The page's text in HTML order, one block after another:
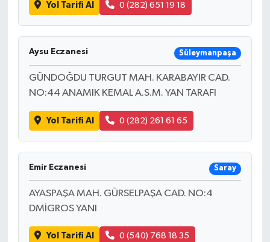
Yol Tarifi Al 0 (282) 651 19 18
Aysu Eczanesi Süleymanpaşa
GÜNDOĞDU TURGUT MAH. KARABAYIR CAD.
NO:44 ANAMIK KEMAL A.S.M. YAN TARAFI
Yol Tarifi Al 0 (282) 261 61 65
Emir Eczanesi Saray
AYASPAŞA MAH. GÜRSELPAŞA CAD. NO:4
DMİGROS YANI
Yol Tarifi Al 0 (540) 768 18 35